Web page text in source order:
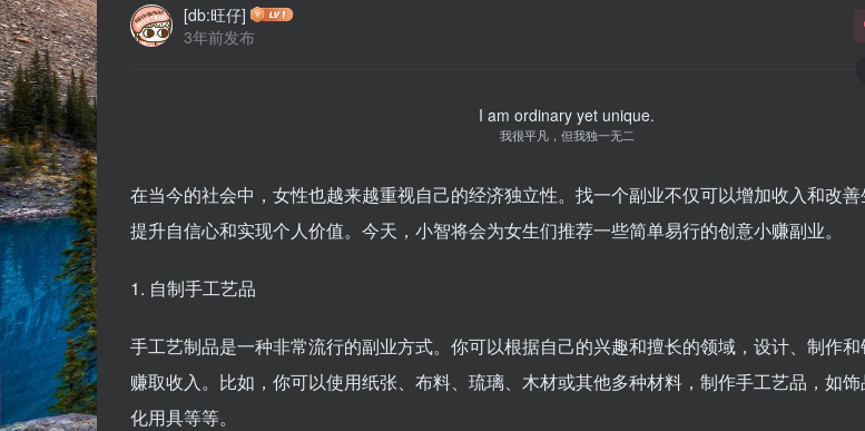
[db:旺仔]
3年前发布
I am ordinary yet unique.
我很平凡，但我独一无二
在当今的社会中，女性也越来越重视自己的经济独立性。找一个副业不仅可以增加收入和改
提升自信心和实现个人价值。今天，小智将会为女生们推荐一些简单易行的创意小赚副业。
1. 自制手工艺品
手工艺制品是一种非常流行的副业方式。你可以根据自己的兴趣和擅长的领域，设计、制作
赚取收入。比如，你可以使用纸张、布料、琉璃、木材或其他多种材料，制作手工艺品，如
化用具等等。